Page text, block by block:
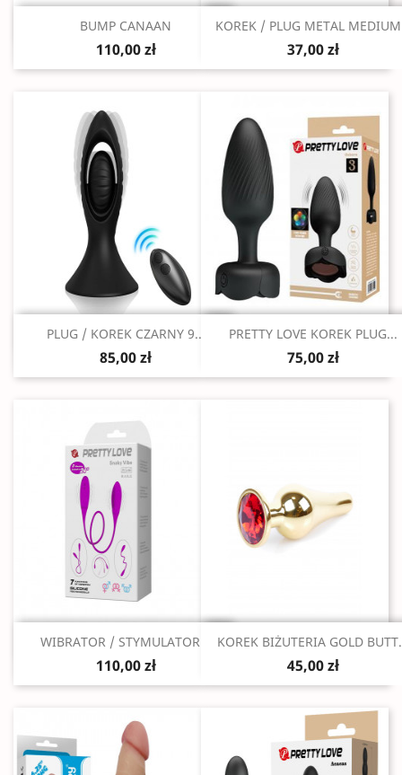
Szybki podgląd
BUMP CANAAN
110,00 zł
Szybki podgląd
KOREK / PLUG METAL
37,00 zł
Szybki podgląd
PLUG / KOREK CZARNY 9...
85,00 zł
Szybki podgląd
PRETTY LOVE KOREK PLUG...
75,00 zł
Szybki podgląd
WIBRATOR / STYMULATOR...
110,00 zł
Szybki podgląd
KOREK BIŻUTERIA GOLD
45,00 zł